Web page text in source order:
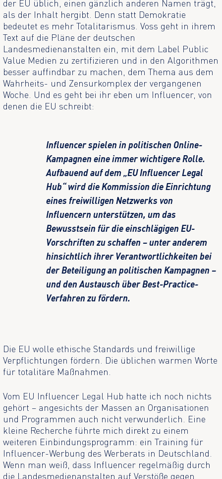
der EU üblich, einen gänzlich anderen Namen trägt,
als der Inhalt hergibt. Denn statt Demokratie
bedeutet es mehr Totalitarismus. Voss geht in ihrem
Text auf die Pläne der deutschen
Landesmedienanstalten ein, mit dem Label Public
Value Medien zu zertifizieren und in den Algorithmen
besser auffindbar zu machen, dem Thema aus dem
Wahrheits- und Zensurkomplex der vergangenen
Woche. Und es geht bei ihr eben um Influencer, von
denen die EU schreibt:
Influencer spielen in politischen Online-
Kampagnen eine immer wichtigere Rolle.
Aufbauend auf dem „EU Influencer Legal
Hub“ wird die Kommission die Einrichtung
eines freiwilligen Netzwerks von
Influencern unterstützen, um das
Bewusstsein für die einschlägigen EU-
Vorschriften zu schaffen – unter anderem
hinsichtlich ihrer Verantwortlichkeiten bei
der Beteiligung an politischen Kampagnen –
und den Austausch über Best-Practice-
Verfahren zu fördern.
Die EU wolle ethische Standards und freiwillige
Verpflichtungen fördern. Die üblichen warmen Worte
für totalitäre Maßnahmen.
Vom EU Influencer Legal Hub hatte ich noch nichts
gehört – angesichts der Massen an Organisationen
und Programmen auch nicht verwunderlich. Eine
kleine Recherche führte mich direkt zu einem
weiteren Einbindungsprogramm: ein Training für
Influencer-Werbung des Werberats in Deutschland.
Wenn man weiß, dass Influencer regelmäßig durch
die Landesmedienanstalten auf Verstöße gegen